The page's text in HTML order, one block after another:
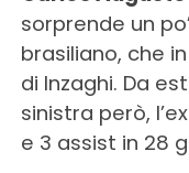
sorprende un
brasiliano, che
di Inzaghi. Da
sinistra però,
e 3 assist in 28